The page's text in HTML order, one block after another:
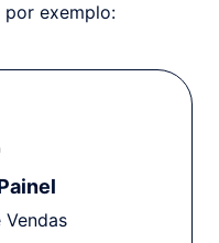
por exemplo: